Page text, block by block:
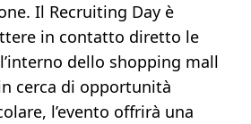
Il Recruiting Day è
in contatto diretto le
dello shopping mall
cerca di opportunità
l’evento offrirà una